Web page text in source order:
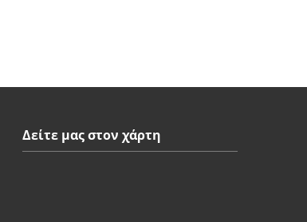
Δείτε μας στον χάρτη